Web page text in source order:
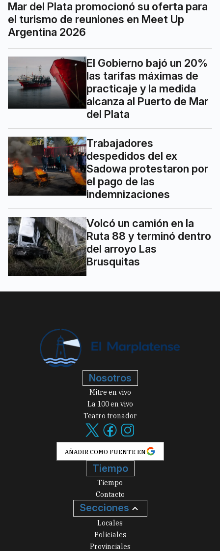
Mar del Plata promocionó su oferta para
el turismo de reuniones en Meet Up
Argentina 2026
El Gobierno bajó un 20%
las tarifas máximas de
practicaje y la medida
alcanza al Puerto de Mar
del Plata
Trabajadores
despedidos del ex
Sadowa protestaron por
el pago de las
indemnizaciones
Volcó un camión en la
Ruta 88 y terminó dentro
del arroyo Las
Brusquitas
Nosotros
Mitre en vivo
La 100 en vivo
Teatro tronador
AÑADIR COMO FUENTE EN
Tiempo
Tiempo
Contacto
Secciones
Locales
Policiales
Provinciales